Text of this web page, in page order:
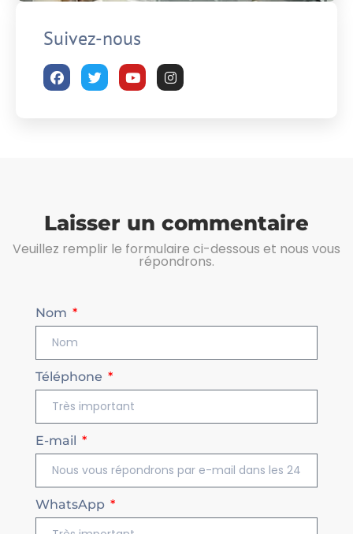
Suivez-nous
Laisser un commentaire
Veuillez remplir le formulaire ci-dessous et nous vous
répondrons.
Nom
Téléphone
E-mail
WhatsApp